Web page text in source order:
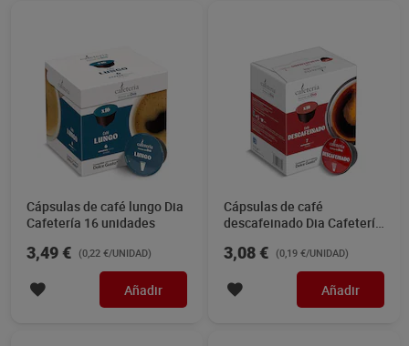
Cápsulas de café lungo Dia
Cafetería 16 unidades
3,49 € (0,22 €/UNIDAD)
Añadir
Cápsulas de café
descafeinado Dia Cafetería
3,08 € (0,19 €/UNIDAD)
Añadir